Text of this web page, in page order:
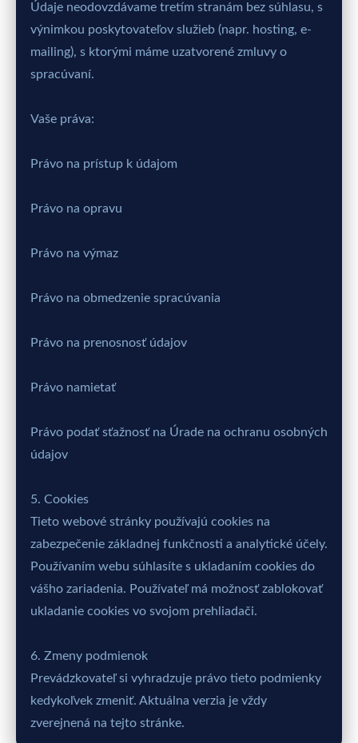
Údaje neodovzdávame tretím stranám bez súhlasu, s
výnimkou poskytovateľov služieb (napr. hosting, e-
mailing), s ktorými máme uzatvorené zmluvy o
spracúvaní.
Vaše práva:
Právo na prístup k údajom
Právo na opravu
Právo na výmaz
Právo na obmedzenie spracúvania
Právo na prenosnosť údajov
Právo namietať
Právo podať sťažnosť na Úrade na ochranu osobných
údajov
5. Cookies
Tieto webové stránky používajú cookies na
zabezpečenie základnej funkčnosti a analytické účely.
Používaním webu súhlasíte s ukladaním cookies do
vášho zariadenia. Používateľ má možnosť zablokovať
ukladanie cookies vo svojom prehliadači.
6. Zmeny podmienok
Prevádzkovateľ si vyhradzuje právo tieto podmienky
kedykoľvek zmeniť. Aktuálna verzia je vždy
zverejnená na tejto stránke.